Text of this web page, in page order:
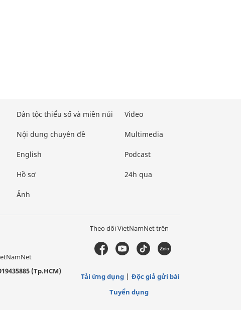
Dân tộc thiểu số và miền núi
Nội dung chuyên đề
English
Hồ sơ
Ảnh
Video
Multimedia
Podcast
24h qua
(Tp.HCM)
Theo dõi VietNamNet trên
Tải ứng dụng
Độc giả gửi bài
Tuyển dụng